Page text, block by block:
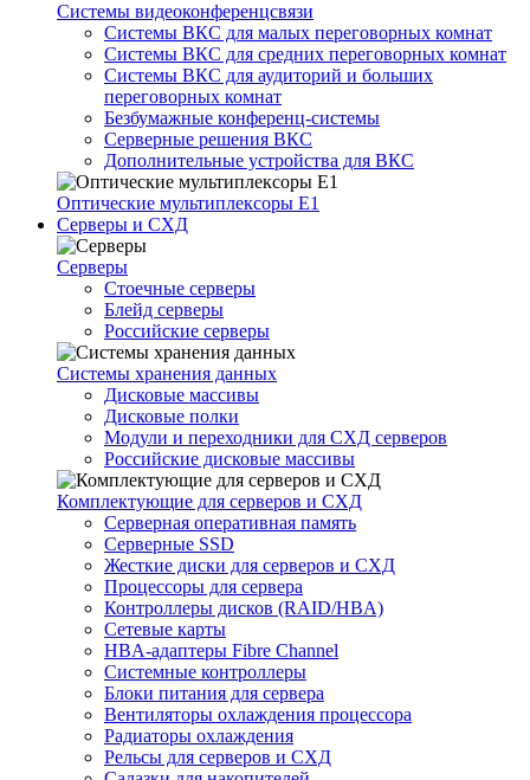
Системы видеоконференцсвязи
Системы ВКС для малых переговорных комнат
Системы ВКС для средних переговорных комнат
Системы ВКС для аудиторий и больших
переговорных комнат
Безбумажные конференц-системы
Серверные решения ВКС
Дополнительные устройства для ВКС
Оптические мультиплексоры Е1
Серверы и СХД
Серверы
Стоечные серверы
Блейд серверы
Российские серверы
Системы хранения данных
Дисковые массивы
Дисковые полки
Модули и переходники для СХД серверов
Российские дисковые массивы
Комплектующие для серверов и СХД
Серверная оперативная память
Серверные SSD
Жесткие диски для серверов и СХД
Процессоры для сервера
Контроллеры дисков (RAID/HBA)
Сетевые карты
HBA-адаптеры Fibre Channel
Системные контроллеры
Блоки питания для сервера
Вентиляторы охлаждения процессора
Радиаторы охлаждения
Рельсы для серверов и СХД